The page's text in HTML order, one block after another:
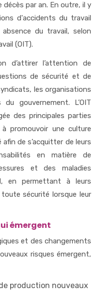
par an. En outre, il y
d'accidents du travail
du travail, selon
(OIT).
d’attirer l’attention de
de sécurité et de
les organisations
gouvernement. L’OIT
des principales parties
promouvoir une culture
de s’acquitter de leurs
en matière de
et des maladies
en permettant à leurs
sécurité lorsque leur
émergent
et des changements
risques émergent,
production nouveaux